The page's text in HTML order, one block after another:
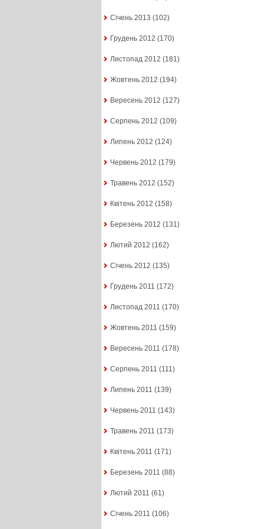
Січень 2013 (102)
Грудень 2012 (170)
Листопад 2012 (181)
Жовтень 2012 (194)
Вересень 2012 (127)
Серпень 2012 (109)
Липень 2012 (124)
Червень 2012 (179)
Травень 2012 (152)
Квітень 2012 (158)
Березень 2012 (131)
Лютий 2012 (162)
Січень 2012 (135)
Грудень 2011 (172)
Листопад 2011 (170)
Жовтень 2011 (159)
Вересень 2011 (178)
Серпень 2011 (111)
Липень 2011 (139)
Червень 2011 (143)
Травень 2011 (173)
Квітень 2011 (171)
Березень 2011 (88)
Лютий 2011 (61)
Січень 2011 (106)